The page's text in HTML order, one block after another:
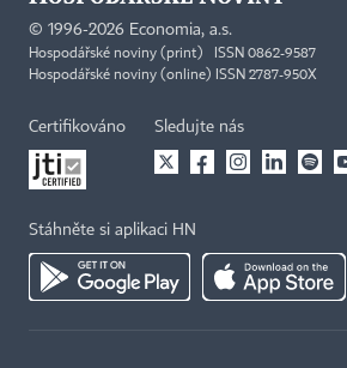
© 1996-2026 Economia, a.s.
Hospodářské noviny (print) ISSN 0862-9587
Hospodářské noviny (online) ISSN 2787-950X
Certifikováno Sledujte nás
Stáhněte si aplikaci HN